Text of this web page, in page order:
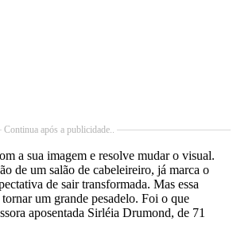
Continua após a publicidade..
a sua imagem e resolve mudar o visual.
de um salão de cabeleireiro, já marca o
de sair transformada. Mas essa
um grande pesadelo. Foi o que
aposentada Sirléia Drumond, de 71